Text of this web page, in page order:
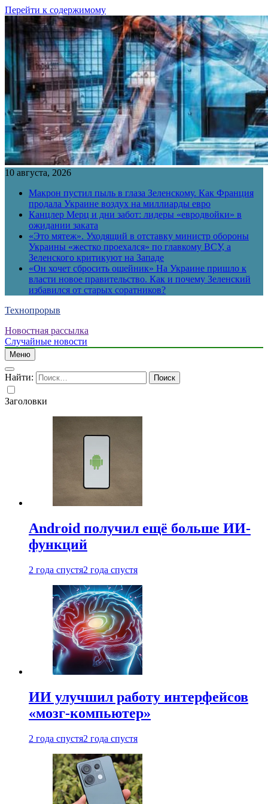
Перейти к содержимому
10 августа, 2026
Макрон пустил пыль в глаза Зеленскому. Как Франция
продала Украине воздух на миллиарды евро
Канцлер Мерц и дни забот: лидеры «евродвойки» в
ожидании заката
«Это мятеж». Уходящий в отставку министр обороны
Украины «жестко проехался» по главкому ВСУ, а
Зеленского критикуют на Западе
«Он хочет сбросить ошейник» На Украине пришло к
власти новое правительство. Как и почему Зеленский
избавился от старых соратников?
Технопрорыв
Новостная рассылка
Случайные новости
Меню
Найти:
Заголовки
Android получил ещё больше ИИ-
функций
2 года спустя2 года спустя
ИИ улучшил работу интерфейсов
«мозг-компьютер»
2 года спустя2 года спустя